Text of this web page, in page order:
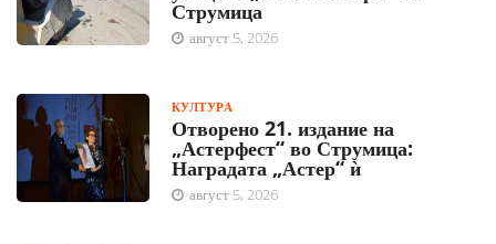
Струмица
август 5, 2026
КУЛТУРА
Отворено 21. издание на
„Астерфест“ во Струмица:
Наградата „Астер“ ѝ
август 5, 2026